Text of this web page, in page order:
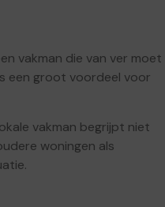
vakman die van ver moet
een groot voordeel voor
vakman begrijpt niet
woningen als